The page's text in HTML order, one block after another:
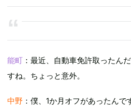
能町 ：最近、自動車免許取ったん
すね。ちょっと意外。
中野 ：僕、1か月オフがあったんで